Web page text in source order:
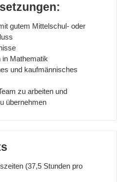
gutem Mittelschul- oder
in Mathematik
und kaufmännisches
zu arbeiten und
übernehmen
(37,5 Stunden pro